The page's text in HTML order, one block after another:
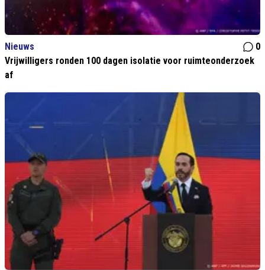
Nieuws
0
Vrijwilligers ronden 100 dagen isolatie voor ruimteonderzoek
af